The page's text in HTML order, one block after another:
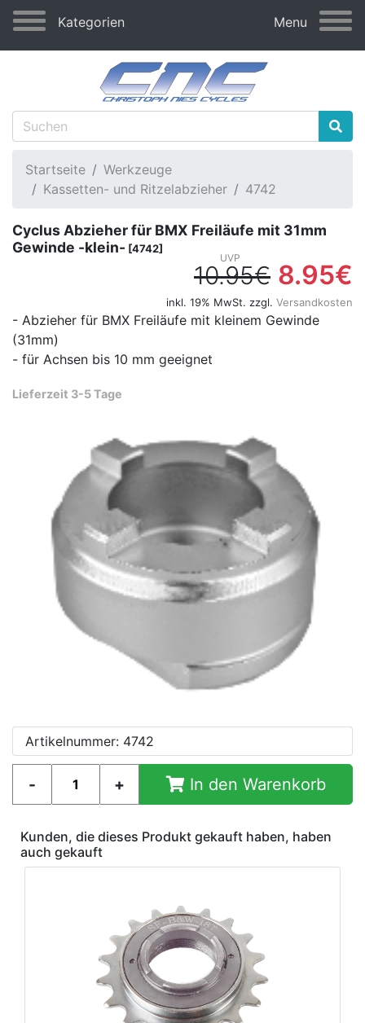
Kategorien Menu
Startseite
Werkzeuge
Kassetten- und Ritzelabzieher
4742
Cyclus Abzieher für BMX Freiläufe mit 31mm
Gewinde -klein- [4742]
10.95€ 8.95€
inkl. 19% MwSt. zzgl. Versandkosten
- Abzieher für BMX Freiläufe mit kleinem Gewinde
(31mm)
- für Achsen bis 10 mm geeignet
Lieferzeit 3-5 Tage
Artikelnummer: 4742
In den Warenkorb
Kunden, die dieses Produkt gekauft haben, haben
auch gekauft